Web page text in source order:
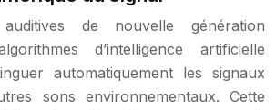
de nouvelle génération
d’intelligence artificielle
automatiquement les signaux
sons environnementaux. Cette